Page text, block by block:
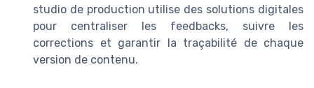
studio de production utilise des solutions digitales
pour centraliser les feedbacks, suivre les
corrections et garantir la traçabilité de chaque
version de contenu.